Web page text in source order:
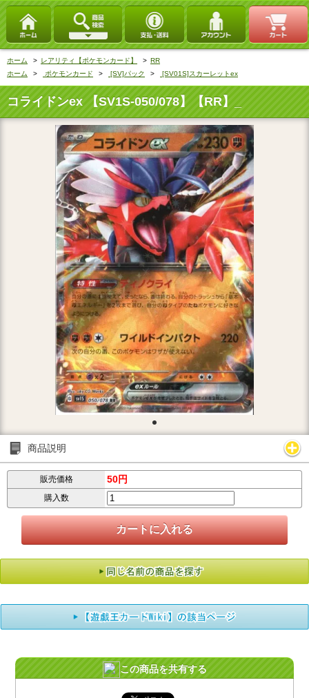
ホーム > レアリティ【ポケモンカード】 > RR
ホーム
> ポケモンカード > [SV]パック > [SV01S]スカーレットex
コライドンex 【SV1S-050/078】【RR】_
商品説明
販売価格 50円
購入数
この商品を共有する